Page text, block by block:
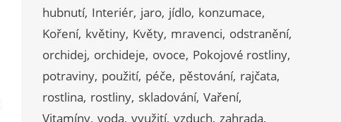
hubnutí Interiér jaro jídlo konzumace
Koření květiny Květy mravenci odstranění
orchidej orchideje ovoce Pokojové rostliny
potraviny použití péče pěstování rajčata
rostlina rostliny skladování Vaření
Vitamíny voda využití vzduch zahrada